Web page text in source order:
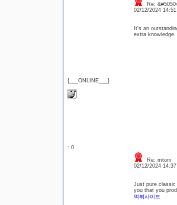
{___ONLINE___}
Re:
02/12/2024
It's an
extra knowledge.
: 0
Re: mtom
02/12/2024
Just pure
you that you
먹튀사이트